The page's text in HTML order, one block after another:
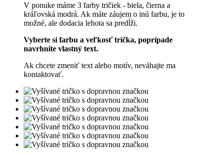
V ponuke máme 3 farby tričiek - biela, čierna a
kráľovská modrá. Ak máte záujem o inú farbu, je to
možné, ale dodacia lehota sa predĺži.
Vyberte si farbu a veľkosť trička, poprípade
navrhnite vlastný text.
Ak chcete zmeniť text alebo motív, neváhajte ma
kontaktovať.